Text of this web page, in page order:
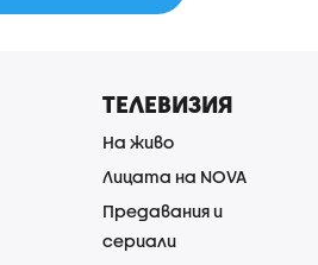
ТЕЛЕВИЗИЯ
На живо
Лицата на NOVA
Предавания и
сериали